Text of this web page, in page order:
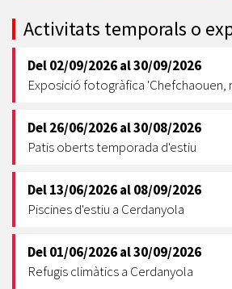
Activitats temporals o
Del02/09/2026al30/09/2026
Exposició fotogràfica 'Chefchaouen,
Del26/06/2026al30/08/2026
Patis oberts temporada d'estiu
Del13/06/2026al08/09/2026
Piscines d'estiu a Cerdanyola
Del01/06/2026al30/09/2026
Refugis climàtics a Cerdanyola